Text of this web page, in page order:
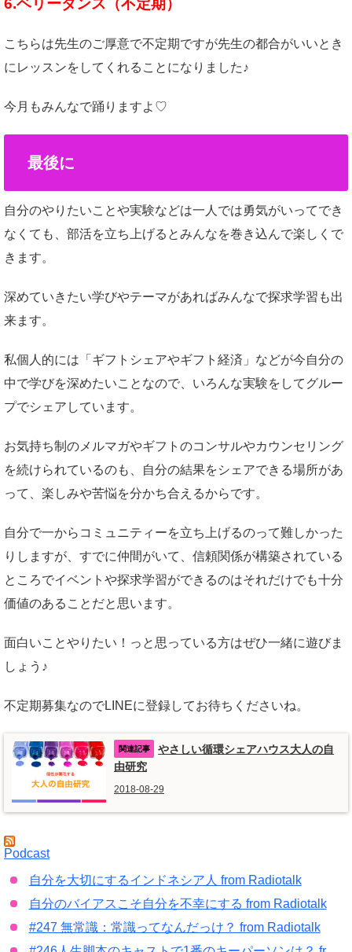
6.ベリーダンス（不定期）
こちらは先生のご厚意で不定期ですが先生の都合がいいとき
にレッスンをしてくれることになりました♪
今月もみんなで踊りますよ♡
最後に
自分のやりたいことや実験などは一人では勇気がいってでき
なくても、部活を立ち上げるとみんなを巻き込んで楽しくで
きます。
深めていきたい学びやテーマがあればみんなで探求学習も出
来ます。
私個人的には「ギフトシェアやギフト経済」などが今自分の
中で学びを深めたいことなので、いろんな実験をしてグルー
プでシェアしています。
お気持ち制のメルマガやギフトのコンサルやカウンセリング
を続けられているのも、自分の結果をシェアできる場所があ
って、楽しみや苦悩を分かち合えるからです。
自分で一からコミュニティーを立ち上げるのって難しかった
りしますが、すでに仲間がいて、信頼関係が構築されている
ところでイベントや探求学習ができるのはそれだけでも十分
価値のあることだと思います。
面白いことやりたい！っと思っている方はぜひ一緒に遊びま
しょう♪
不定期募集なのでLINEに登録してお待ちくださいね。
やさしい循環シェアハウス大人の自
由研究
2018-08-29
Podcast
自分を大切にするインドネシア人 from Radiotalk
自分のバイアスこそ自分を不幸にする from Radiotalk
#247 無常識：常識ってなんだっけ？ from Radiotalk